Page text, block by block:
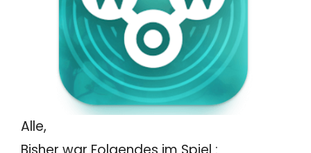
Alle,